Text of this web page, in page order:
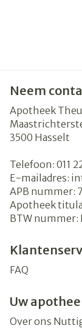
Neem
Apotheek
3500 Hasselt
Telefoon: 011
E-mailadres:
APB nummer:
Apotheek
BTW nummer:
FAQ
Uw
Over ons